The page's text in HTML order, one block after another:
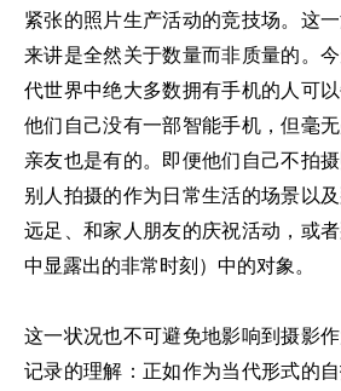
紧张的照片生产活动的竞技场。这
来讲是全然关于数量而非质量的。
代世界中绝大多数拥有手机的人可
他们自己没有一部智能手机，但毫
亲友也是有的。即便他们自己不拍
别人拍摄的作为日常生活的场景以
远足、和家人朋友的庆祝活动，或
中显露出的非常时刻）中的对象。
这一状况也不可避免地影响到摄影
记录的理解：正如作为当代形式的